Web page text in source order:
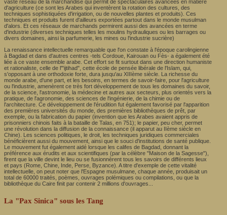
vaste réseau de la marchandise qui permit de spectaculaires avancées en matière
d'agriculture (ce sont les Arabes qui inventèrent la rotation des cultures, des
techniques sophistiquées d'irrigation, ou de nouvelles plantes et produits). Ces
techniques et produits furent d'ailleurs exportées partout dans le monde musulman
d'alors. Et ces réseaux de marchands permirent aussi des avancées en terme
d'industrie (diverses techniques telles les moulins hydrauliques ou les barrages ou
divers domaines, ainsi la parfumerie, les mines ou l'industrie sucrière)
La renaissance intellectuelle remarquable que l'on constate à l'époque carolingienne
à Bagdad et dans d'autres centres -tels Cordoue, Kairouan ou Fès- a également été
liée à ce vaste ensemble arabe. Cet effort se fit surtout dans une direction humaniste
et rationaliste, celle de l'"ijtihad", cette école de pensée libérale de l'Islam, qui,
s'opposant à une orthodoxie forte, dura jusqu'au XIIIème siècle. La richesse du
monde arabe, d'une part, et les besoins, en termes de savoir-faire, pour l'agriculture
ou l'industrie, amenèrent ce très fort développement de tous les domaines du savoir,
de la science, l'astronomie, la médecine et autres aux secteurs, plus orientés vers la
pratique, de l'agronomie, des sciences de l'ingénierie, de la chimie ou de
l'architecture. Ce développement de l'érudition fut également favorisé par l'apparition
des premières universités du monde, des premières bibliothèques de prêt, par
exemple, ou la fabrication du papier (invention que les Arabes avaient appris de
prisonniers chinois faits à la bataille de Talas, en 751); le papier, peu cher, permet
une révolution dans la diffusion de la connaissance (il apparut au IIème siècle en
Chine). Les sciences politiques, le droit, les techniques juridiques commerciales
bénéficièrent aussi du mouvement, ainsi que le souci d'institutions de santé publique.
Le mouvement fut également aidé lorsque les califes de Bagdad, donnant la
préférence aux érudits et aux scientifiques (par la célèbre "Maison de la Sagesse"),
firent que la ville devint le lieu ou se fusionnèrent tous les savoirs de différents lieux
et pays (Rome, Chine, Inde, Perse, Byzance). A titre d'exemple de cette vitalité
intellectuelle, on peut noter que l'Espagne musulmane, chaque année, produisait un
total de 60000 traités, poèmes, ouvrages polémiques ou compilations, ou que la
bibliothèque du Caire finit par contenir 2 millions d'ouvrages...
La "Pax Sinica" sous les Tang